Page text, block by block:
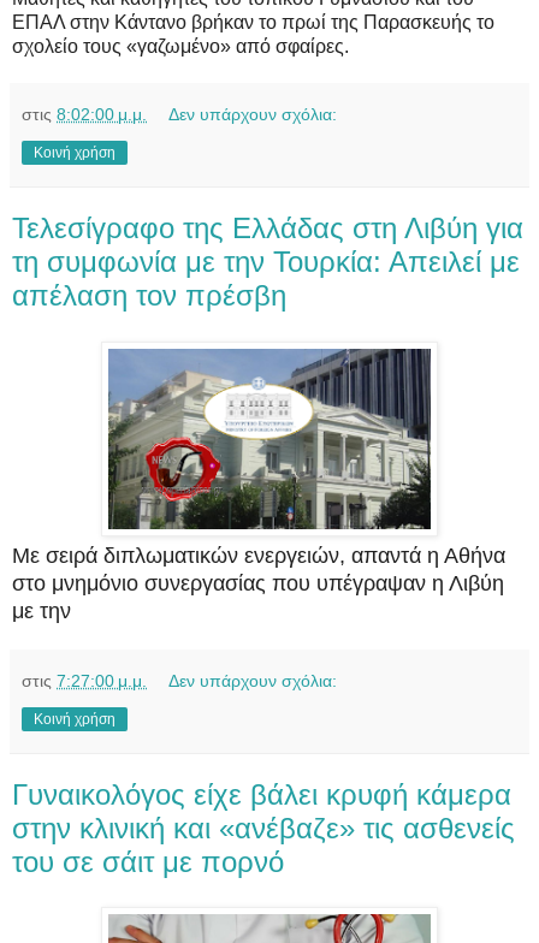
ΕΠΑΛ στην Κάντανο βρήκαν το πρωί της Παρασκευής το
σχολείο τους «γαζωμένο» από σφαίρες.
στις 8:02:00 μ.μ. Δεν υπάρχουν σχόλια:
Κοινή χρήση
Τελεσίγραφο της Ελλάδας στη Λιβύη για
τη συμφωνία με την Τουρκία: Απειλεί με
απέλαση τον πρέσβη
Με σειρά διπλωματικών ενεργειών, απαντά η Αθήνα
στο μνημόνιο συνεργασίας που υπέγραψαν η Λιβύη
με την
στις 7:27:00 μ.μ. Δεν υπάρχουν σχόλια:
Κοινή χρήση
Γυναικολόγος είχε βάλει κρυφή κάμερα
στην κλινική και «ανέβαζε» τις ασθενείς
του σε σάιτ με πορνό